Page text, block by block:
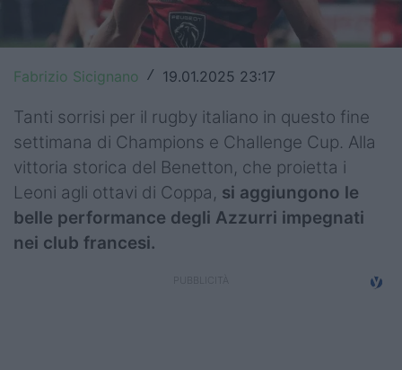
Champions Cup
Challenge Cup
World Rugby
Rugby World Cup
Super Rugby
Rugby in TV
Mercato
Fabrizio Sicignano / 19.01.2025 23:17
Tanti sorrisi per il rugby italiano in questo fine
settimana di Champions e Challenge Cup. Alla
vittoria storica del Benetton, che proietta i
Leoni agli ottavi di Coppa, si aggiungono le
belle performance degli Azzurri impegnati
nei club francesi.